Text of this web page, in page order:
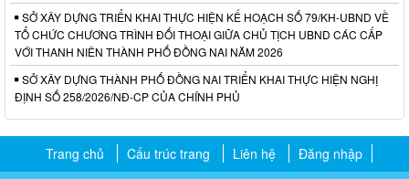
SỞ XÂY DỰNG TRIỂN KHAI THỰC HIỆN KẾ HOẠCH SỐ 79/KH-UBND VỀ
TỔ CHỨC CHƯƠNG TRÌNH ĐỐI THOẠI GIỮA CHỦ TỊCH UBND CÁC CẤP
VỚI THANH NIÊN THÀNH PHỐ ĐỒNG NAI NĂM 2026
SỞ XÂY DỰNG THÀNH PHỐ ĐỒNG NAI TRIỂN KHAI THỰC HIỆN NGHỊ
ĐỊNH SỐ 258/2026/NĐ-CP CỦA CHÍNH PHỦ
Trang chủ Cấu trúc trang Liên hệ Đăng nhập